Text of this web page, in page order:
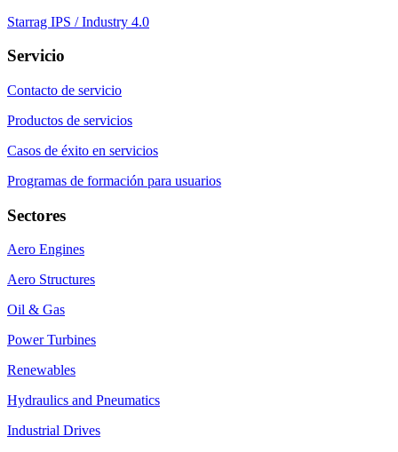
Starrag IPS / Industry 4.0
Servicio
Contacto de servicio
Productos de servicios
Casos de éxito en servicios
Programas de formación para usuarios
Sectores
Aero Engines
Aero Structures
Oil & Gas
Power Turbines
Renewables
Hydraulics and Pneumatics
Industrial Drives